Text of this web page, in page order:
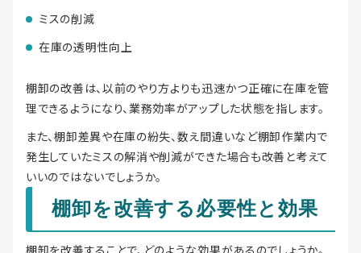
ミスの削減
在庫の透明性向上
棚卸の改善は、以前のやり方よりも迅速かつ正確に在庫を管
理できるようになり、業務効率がアップした状態を指します。
また、棚卸差異や在庫の紛失、数え間違いなど棚卸作業内で
発生していたミスの解消や削減ができた場合も改善と考えて
いいのではないでしょうか。
棚卸を改善する必要性と効果